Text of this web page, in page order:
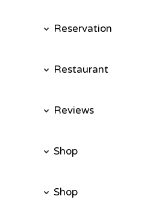
Reservation
Restaurant
Reviews
Shop
Shop